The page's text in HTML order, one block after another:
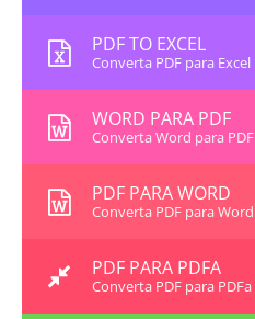
PDF TO EXCEL
Converta PDF para Excel
WORD PARA PDF
Converta Word para PDF
PDF PARA WORD
Converta PDF para Word
PDF PARA PDFA
Converta PDF para PDFa